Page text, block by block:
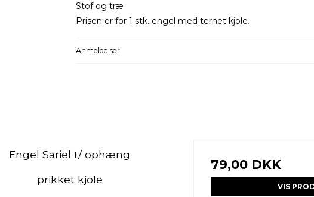
Stof og træ
Prisen er for 1 stk. engel med ternet kjole.
Anmeldelser
Engel Sariel t/ ophæng
prikket kjole
79,00 DKK
VIS